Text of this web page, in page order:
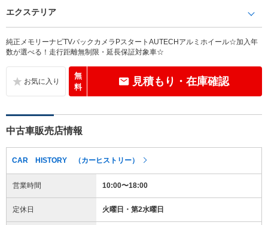
エクステリア
純正メモリーナビTVバックカメラPスタートAUTECHアルミホイール☆加入年
数が選べる！走行距離無制限・延長保証対象車☆
無
料
見積もり・在庫確認
中古車販売店情報
CAR HISTORY （カーヒストリー）
営業時間 10:00〜18:00
定休日 火曜日・第2水曜日